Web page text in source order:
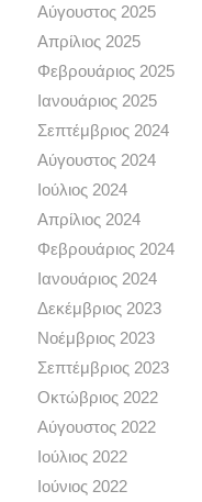
Αύγουστος 2025
Απρίλιος 2025
Φεβρουάριος 2025
Ιανουάριος 2025
Σεπτέμβριος 2024
Αύγουστος 2024
Ιούλιος 2024
Απρίλιος 2024
Φεβρουάριος 2024
Ιανουάριος 2024
Δεκέμβριος 2023
Νοέμβριος 2023
Σεπτέμβριος 2023
Οκτώβριος 2022
Αύγουστος 2022
Ιούλιος 2022
Ιούνιος 2022